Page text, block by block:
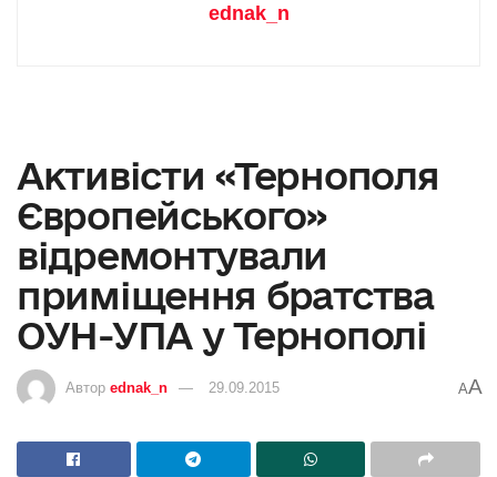
ednak_n
Активісти «Тернополя
Європейського»
відремонтували
приміщення братства
ОУН-УПА у Тернополі
Автор ednak_n 29.09.2015 AA